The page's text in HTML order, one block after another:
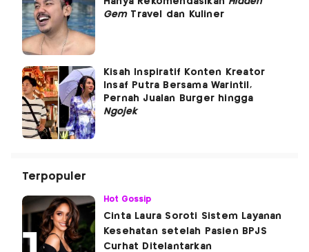
GemTravel dan Kuliner
Kisah Inspiratif Konten Kreator
Insaf Putra Bersama Warintil,
Pernah Jualan Burger hingga
Ngojek
Terpopuler
Hot Gossip
Cinta Laura Soroti Sistem Layanan
Kesehatan setelah Pasien BPJS
Curhat Ditelantarkan